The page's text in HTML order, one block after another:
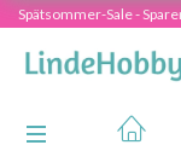
Spätsommer-Sale -
Anzeige ändern